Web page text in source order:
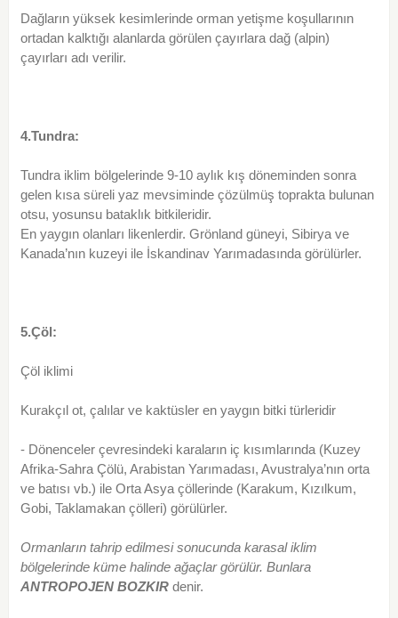
Dağların yüksek kesimlerinde orman yetişme koşullarının
ortadan kalktığı alanlarda görülen çayırlara dağ (alpin)
çayırları adı verilir.
4.Tundra:
Tundra iklim bölgelerinde 9-10 aylık kış döneminden sonra
gelen kısa süreli yaz mevsiminde çözülmüş toprakta bulunan
otsu, yosunsu bataklık bitkileridir.
En yaygın olanları likenlerdir. Grönland güneyi, Sibirya ve
Kanada’nın kuzeyi ile İskandinav Yarımadasında görülürler.
5.Çöl:
Çöl iklimi
Kurakçıl ot, çalılar ve kaktüsler en yaygın bitki türleridir
- Dönenceler çevresindeki karaların iç kısımlarında (Kuzey
Afrika-Sahra Çölü, Arabistan Yarımadası, Avustralya’nın orta
ve batısı vb.) ile Orta Asya çöllerinde (Karakum, Kızılkum,
Gobi, Taklamakan çölleri) görülürler.
Ormanların tahrip edilmesi sonucunda karasal iklim
bölgelerinde küme halinde ağaçlar görülür. Bunlara
ANTROPOJEN BOZKIR denir.